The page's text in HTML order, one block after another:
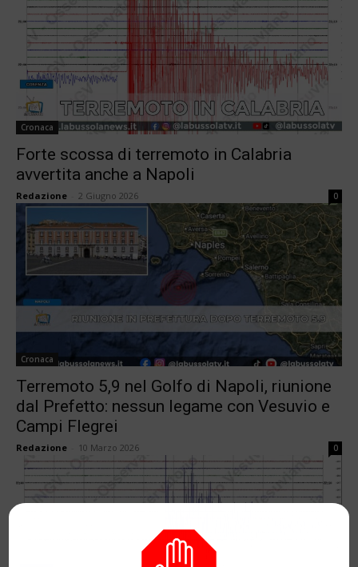
Cronaca
Forte scossa di terremoto in Calabria
avvertita anche a Napoli
Redazione 2 Giugno 2026 0
Cronaca
Terremoto 5,9 nel Golfo di Napoli, riunione
dal Prefetto: nessun legame con Vesuvio e
Campi Flegrei
Redazione 10 Marzo 2026 0